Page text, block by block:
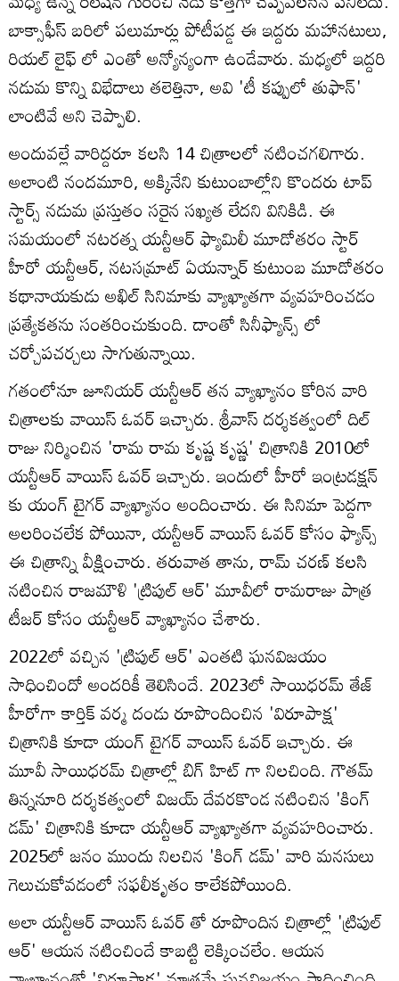
బాక్సాఫీస్ బరిలో పలుమార్లు పోటీపడ్డ ఈ ఇద్దరు మహానటులు,
రియల్ లైఫ్ లో ఎంతో అన్యోన్యంగా ఉండేవారు. మధ్యలో ఇద్దరి
నడుమ కొన్ని విభేదాలు తలెత్తినా, అవి 'టీ కప్పులో తుఫాన్'
లాంటివే అని చెప్పాలి.
అందువల్లే వారిద్దరూ కలసి 14 చిత్రాలలో నటించగలిగారు.
అలాంటి నందమూరి, అక్కినేని కుటుంబాల్లోని కొందరు టాప్
స్టార్స్ నడుమ ప్రస్తుతం సరైన సఖ్యత లేదని వినికిడి. ఈ
సమయంలో నటరత్న యన్టీఆర్ ఫ్యామిలీ మూడోతరం స్టార్
హీరో యన్టీఆర్, నటసమ్రాట్ ఏయన్నార్ కుటుంబ మూడోతరం
కథానాయకుడు అఖిల్ సినిమాకు వ్యాఖ్యాతగా వ్యవహరించడం
ప్రత్యేకతను సంతరించుకుంది. దాంతో సినీఫ్యాన్స్ లో
చర్చోపచర్చలు సాగుతున్నాయి.
గతంలోనూ జూనియర్ యన్టీఆర్ తన వ్యాఖ్యానం కోరిన వారి
చిత్రాలకు వాయిస్ ఓవర్ ఇచ్చారు. శ్రీవాస్ దర్శకత్వంలో దిల్
రాజు నిర్మించిన 'రామ రామ కృష్ణ కృష్ణ' చిత్రానికి 2010లో
యన్టీఆర్ వాయిస్ ఓవర్ ఇచ్చారు. ఇందులో హీరో ఇంట్రడక్షన్
కు యంగ్ టైగర్ వ్యాఖ్యానం అందించారు. ఈ సినిమా పెద్దగా
అలరించలేక పోయినా, యన్టీఆర్ వాయిస్ ఓవర్ కోసం ఫ్యాన్స్
ఈ చిత్రాన్ని వీక్షించారు. తరువాత తాను, రామ్ చరణ్ కలసి
నటించిన రాజమౌళి 'ట్రిపుల్ ఆర్' మూవీలో రామరాజు పాత్ర
టీజర్ కోసం యన్టీఆర్ వ్యాఖ్యానం చేశారు.
2022లో వచ్చిన 'ట్రిపుల్ ఆర్' ఎంతటి ఘనవిజయం
సాధించిందో అందరికీ తెలిసిందే. 2023లో సాయిధరమ్ తేజ్
హీరోగా కార్తిక్ వర్మ దండు రూపొందించిన 'విరూపాక్ష'
చిత్రానికి కూడా యంగ్ టైగర్ వాయిస్ ఓవర్ ఇచ్చారు. ఈ
మూవీ సాయిధరమ్ చిత్రాల్లో బిగ్ హిట్ గా నిలచింది. గౌతమ్
తిన్ననూరి దర్శకత్వంలో విజయ్ దేవరకొండ నటించిన 'కింగ్
డమ్' చిత్రానికి కూడా యన్టీఆర్ వ్యాఖ్యాతగా వ్యవహరించారు.
2025లో జనం ముందు నిలచిన 'కింగ్ డమ్' వారి మనసులు
గెలుచుకోవడంలో సఫలీకృతం కాలేకపోయింది.
అలా యన్టీఆర్ వాయిస్ ఓవర్ తో రూపొందిన చిత్రాల్లో 'ట్రిపుల్
ఆర్' ఆయన నటించిందే కాబట్టి లెక్కించలేం. ఆయన